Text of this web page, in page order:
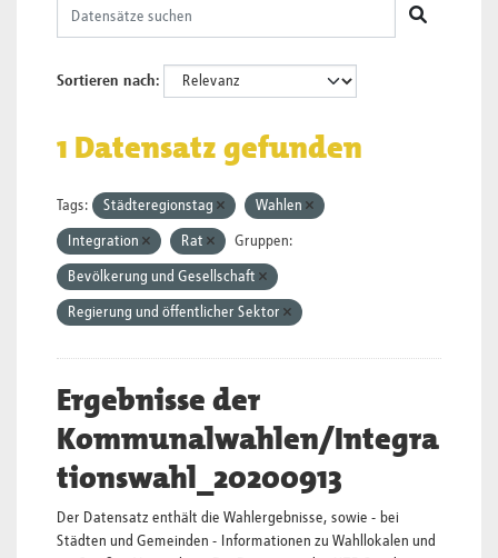
Sortieren nach
1 Datensatz gefunden
Tags: Städteregionstag Wahlen
Integration Rat Gruppen:
Bevölkerung und Gesellschaft
Regierung und öffentlicher Sektor
Ergebnisse der
Kommunalwahlen/Integra
tionswahl_20200913
Der Datensatz enthält die Wahlergebnisse, sowie - bei
Städten und Gemeinden - Informationen zu Wahllokalen und